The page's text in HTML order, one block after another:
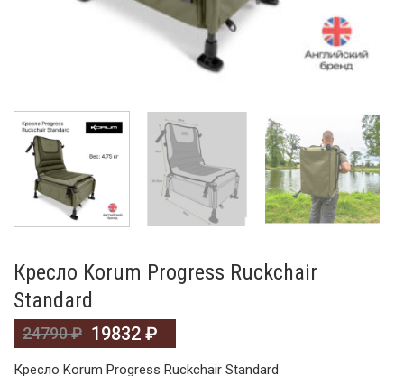
Кресло Korum Progress Ruckchair
Standard
24790₽ 19832 ₽
Кресло Korum Progress Ruckchair Standard